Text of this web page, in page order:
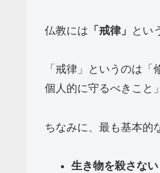
仏教には 「戒律」 とい
「戒律」というのは
個人的に守るべきこと
ちなみに、最も基本的
生き物を殺さない